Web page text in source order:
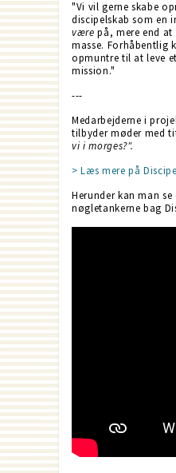
"Vi vil gerne skabe
discipelskab som en
være på, mere end
masse. Forhåbentlig
opmuntre til at leve
mission."
---
Medarbejderne i
tilbyder møder med
vi i morges?".
> Læs mere på
Herunder kan man
nøgletankerne bag